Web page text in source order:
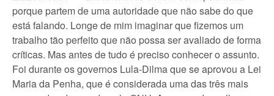
porque partem de uma autoridade que não sabe do que
está falando. Longe de mim imaginar que fizemos um
trabalho tão perfeito que não possa ser avaliado de forma
críticas. Mas antes de tudo é preciso conhecer o assunto.
Foi durante os governos Lula-Dilma que se aprovou a Lei
Maria da Penha, que é considerada uma das três mais